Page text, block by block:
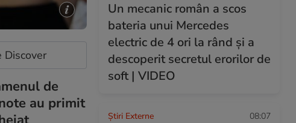
Discover
de
au primit
Un mecanic român a scos
bateria unui Mercedes
electric de 4 ori la rând și a
descoperit secretul erorilor de
soft | VIDEO
Știri Externe 08:07